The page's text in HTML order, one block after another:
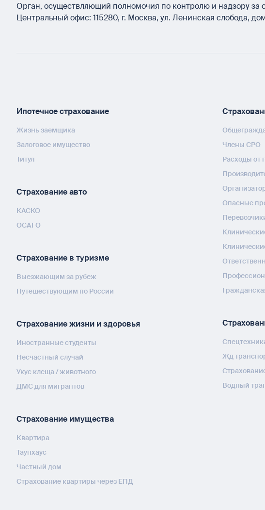
Орган, осуществляющий полномочия по контролю и надзору за
Центральный офис: 115280, г. Москва, ул. Ленинская слобода,
Ипотечное страхование
Жизнь заемщика
Залоговое имущество
Титул
Страхование авто
КАСКО
ОСАГО
Страхование в туризме
Выезжающим за рубеж
Путешествующим по России
Страхование жизни и здоровья
Иностранные студенты
Несчастный случай
Укус клеща / животного
ДМС для мигрантов
Страхование имущества
Квартира
Таунхаус
Частный дом
Страхование квартиры через ЕПД
Члены СРО
Расходы от
Опасные
Жд
Водный